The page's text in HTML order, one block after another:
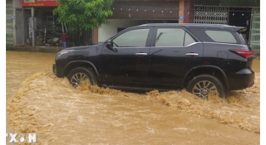
Lâm Đồng: Bám sát tiến độ để sân
bay Liên Khương mở cửa đúng hạn
19/8
05/08/2026 02:19
Sẽ nghiên cứu tìm nguồn vốn đầu tư
cao tốc Hà Tiên-Rạch Giá-Bạc Liêu
05/08/2026 01:43